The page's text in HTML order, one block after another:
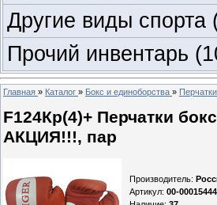
Другие виды спорта
Прочий инвентарь
Главная » Каталог » Бокс и единоборства »
F124Кр(4)+ Перчатки
АКЦИЯ!!!, пар
Производитель:
Артикул: 00-00015444